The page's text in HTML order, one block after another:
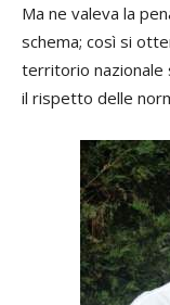
Ma ne valeva la
schema; così si
territorio nazionale
il rispetto delle